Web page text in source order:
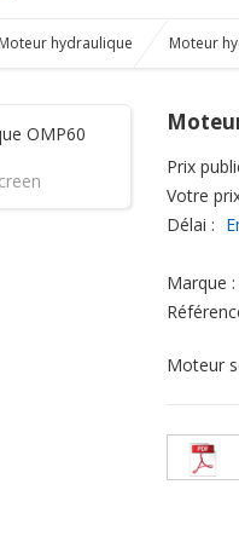
Moteur hydraulique Moteur
Prix
Votre
Délai :
Marque :
Moteur